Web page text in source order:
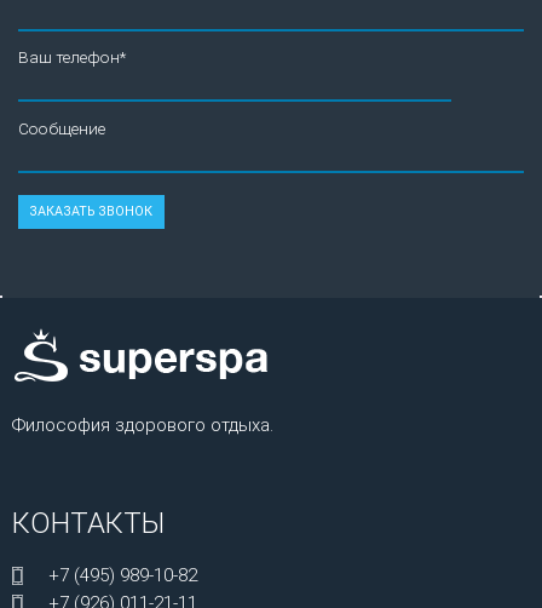
Ваш телефон*
Сообщение
Философия здорового отдыха.
КОНТАКТЫ
+7 (495) 989-10-82
+7 (926) 011-21-11